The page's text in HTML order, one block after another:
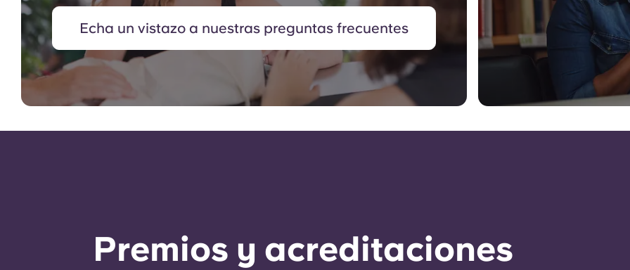
Echa un vistazo a nuestras preguntas frecuentes
Premios y acreditaciones